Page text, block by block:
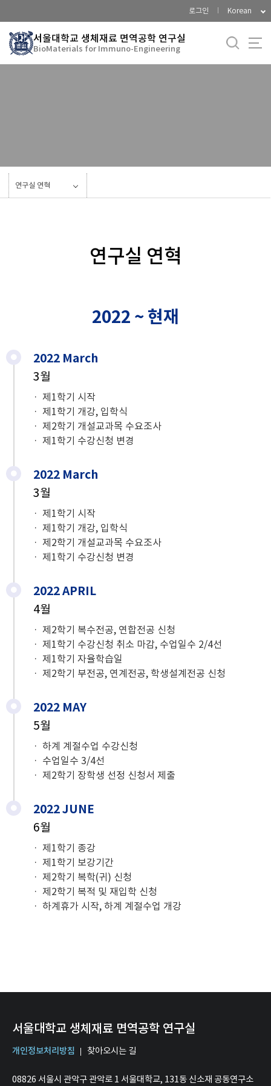
로
메
로그인 Korean
서울대학교 생체재료 면역공학 연구실
BioMaterials for Immuno-Engineering
Current Members
연구실 연혁
연구실 연혁
2022 ~ 현재
2022 March
3월
제1학기 시작
제1학기 개강, 입학식
제2학기 개설교과목 수요조사
제1학기 수강신청 변경
2022 March
3월
제1학기 시작
제1학기 개강, 입학식
제2학기 개설교과목 수요조사
제1학기 수강신청 변경
2022 APRIL
4월
제2학기 복수전공, 연합전공 신청
제1학기 수강신청 취소 마감, 수업일수 2/4선
제1학기 자율학습일
제2학기 부전공, 연계전공, 학생설계전공 신청
2022 MAY
5월
하계 계절수업 수강신청
수업일수 3/4선
제2학기 장학생 선정 신청서 제출
2022 JUNE
6월
제1학기 종강
제1학기 보강기간
제2학기 복학(귀) 신청
제2학기 복적 및 재입학 신청
하계휴가 시작, 하계 계절수업 개강
서울대학교 생체재료 면역공학 연구실
개인정보처리방침 찾아오시는 길
08826 서울시 관악구 관악로 1 서울대학교, 131동 신소재 공동연구소